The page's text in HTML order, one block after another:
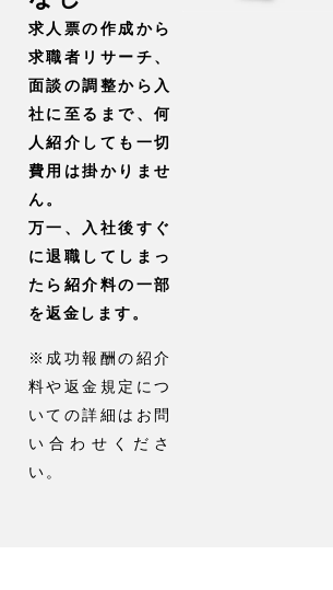
求人票の作成から
求職者リサーチ、
面談の調整から入
社に至るまで、何
人紹介しても一切
費用は掛かりませ
ん。
万一、入社後すぐ
に退職してしまっ
たら紹介料の一部
を返金します。
※成功報酬の紹介
料や返金規定につ
いての詳細はお問
い合わせくださ
い。